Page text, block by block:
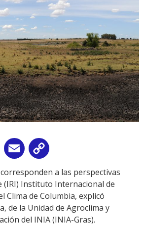
WhatsApp
Email
Link
a las perspectivas
(IRI) Instituto Internacional de
Clima de Columbia, explicó
de la Unidad de Agroclima y
del INIA (INIA-Gras).